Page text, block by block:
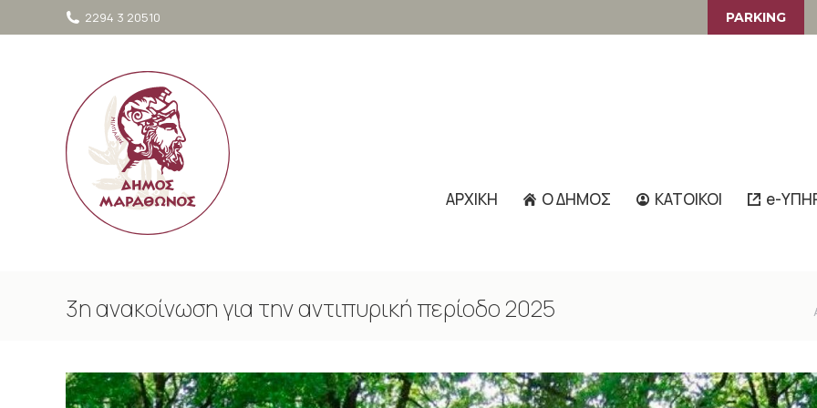
περιεχόμενο2294 3 20510 PARKING
ΑΡΧΙΚΗ Ο ΔΗΜΟΣ ΚΑΤΟΙΚΟΙ e-
3η ανακοίνωση για την αντιπυρική περίοδο 2025